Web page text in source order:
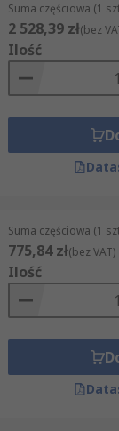
Suma częściowa (1
2 528,39 zł(bez
Ilość
Suma częściowa (1
775,84 zł(bez VAT)
Ilość